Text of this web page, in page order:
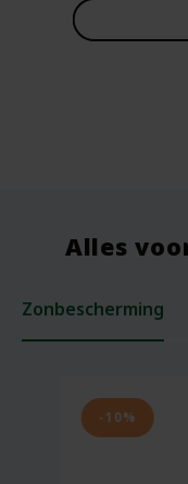
Alles
Zonbescherming
-10%